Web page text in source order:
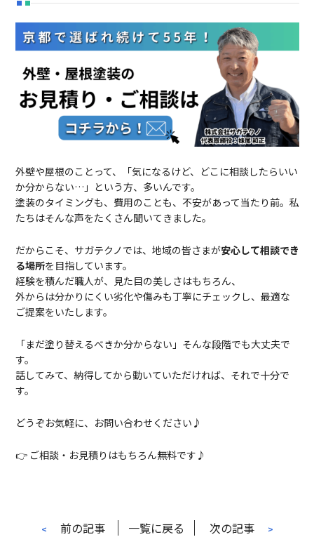
外壁や屋根のことって、「気になるけど、どこに相談したらいい
か分からない…」という方、多いんです。
塗装のタイミングも、費用のことも、不安があって当たり前。私
たちはそんな声をたくさん聞いてきました。
だからこそ、サガテクノ では、地域の皆さまが安心して相談でき
る場所を目指しています。
経験を積んだ職人が、見た目の美しさはもちろん、
外からは分かりにくい劣化や傷みも丁寧にチェックし、最適な
ご提案をいたします。
「まだ塗り替えるべきか分からない」そんな段階でも大丈夫で
す。
話してみて、納得してから動いていただければ、それで十分で
す。
どうぞお気軽に、お問い合わせください♪
👉 ご相談・お見積りはもちろん無料です♪
< 前の記事 一覧に戻る 次の記事 >